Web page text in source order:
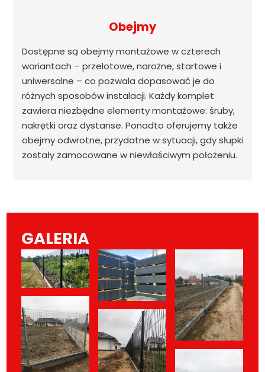
Obejmy
Dostępne są obejmy montażowe w czterech
wariantach – przelotowe, narożne, startowe i
uniwersalne – co pozwala dopasować je do
różnych sposobów instalacji. Każdy komplet
zawiera niezbędne elementy montażowe: śruby,
nakrętki oraz dystanse. Ponadto oferujemy także
obejmy odwrotne, przydatne w sytuacji, gdy słupki
zostały zamocowane w niewłaściwym położeniu.
GALERIA